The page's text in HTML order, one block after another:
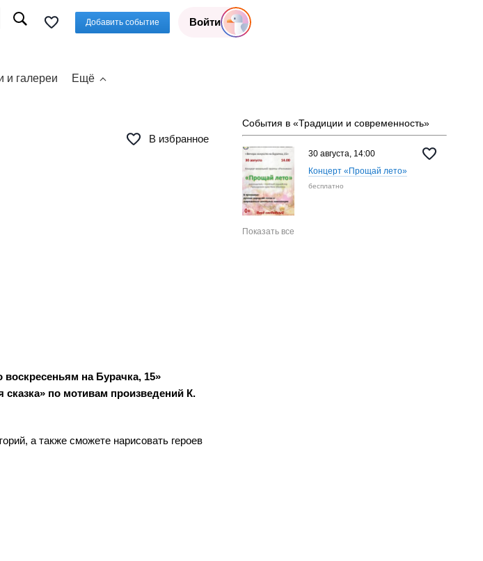
Добавить событие Войти
и галереи Ещё
В избранное
на Бурачка, 15»
сказка» по мотивам произведений К.
а также сможете нарисовать героев
События в «Традиции и современность»
30 августа, 14:00
Концерт «Прощай лето»
бесплатно
Показать все